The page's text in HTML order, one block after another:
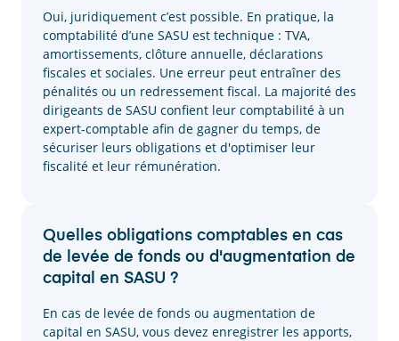
Oui, juridiquement c’est possible. En pratique, la
comptabilité d’une SASU est technique : TVA,
amortissements, clôture annuelle, déclarations
fiscales et sociales. Une erreur peut entraîner des
pénalités ou un redressement fiscal. La majorité des
dirigeants de SASU confient leur comptabilité à un
expert-comptable afin de gagner du temps, de
sécuriser leurs obligations et d'optimiser leur
fiscalité et leur rémunération.
Quelles obligations comptables en cas
de levée de fonds ou d'augmentation de
capital en SASU ?
En cas de levée de fonds ou augmentation de
capital en SASU, vous devez enregistrer les apports,